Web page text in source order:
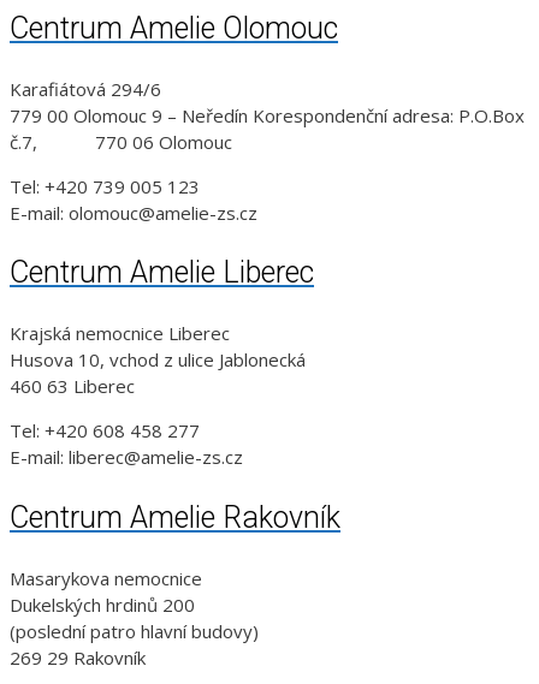
Centrum Amelie Olomouc
Karafiátová 294/6
779 00 Olomouc 9 – Neředín Korespondenční adresa: P.O.Box
č.7, 770 06 Olomouc
Tel: +420 739 005 123
E-mail: olomouc@amelie-zs.cz
Centrum Amelie Liberec
Krajská nemocnice Liberec
Husova 10, vchod z ulice Jablonecká
460 63 Liberec
Tel: +420 608 458 277
E-mail: liberec@amelie-zs.cz
Centrum Amelie Rakovník
Masarykova nemocnice
Dukelských hrdinů 200
(poslední patro hlavní budovy)
269 29 Rakovník